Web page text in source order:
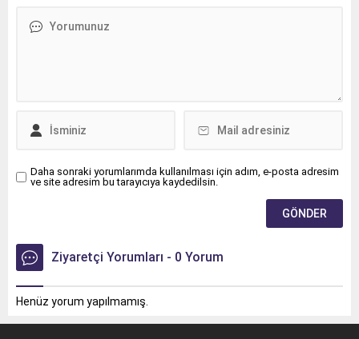
Daha sonraki yorumlarımda kullanılması için adım, e-posta adresim
ve site adresim bu tarayıcıya kaydedilsin.
Ziyaretçi Yorumları - 0 Yorum
Henüz yorum yapılmamış.